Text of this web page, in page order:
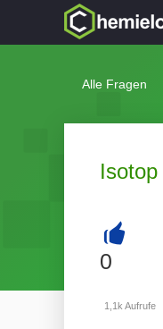
Alle Fragen
+
0
1,1k Aufrufe